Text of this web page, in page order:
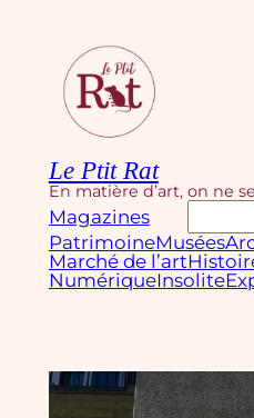
contenu
Le Ptit Rat
En matière d’art, on ne
Magazines
PatrimoineMusées
Marché de l’art
NumériqueInsolite